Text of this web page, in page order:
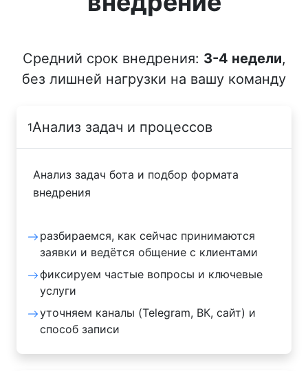
Средний срок внедрения: 3-4 недели,
без лишней нагрузки на вашу команду
1Анализ задач и процессов
Анализ задач бота и подбор формата
внедрения
разбираемся, как сейчас принимаются
заявки и ведётся общение с клиентами
фиксируем частые вопросы и ключевые
услуги
уточняем каналы (Telegram, ВК, сайт) и
способ записи